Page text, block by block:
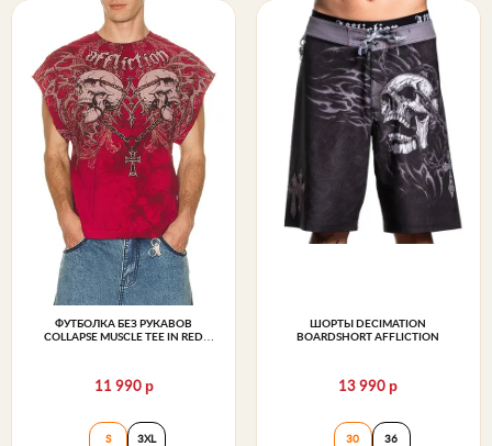
ФУТБОЛКА БЕЗ РУКАВОВ
COLLAPSE MUSCLE TEE IN RED
11 990 р
Футболка без рукавов Collapse muscle tee in red
S 3XL
ШОРТЫ DECIMATION
BOARDSHORT AFFLICTION
13 990р
Шорты
30 36